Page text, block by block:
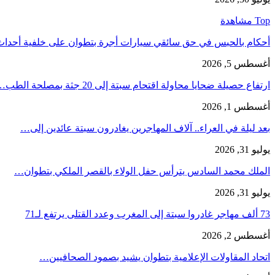
Top مشاهدة
أحكام بالحبس في حق سائقي سيارات أجرة بتطوان على خلفية
أغسطس 5, 2026
ارتفاع حصيلة ضحايا محاولة اقتحام سبتة إلى 20 جثة بمصلحة الطب…
أغسطس 1, 2026
بعد ليلة في العراء.. آلاف المهاجرين يغادرون سبتة عائدين إلى…
يوليو 31, 2026
الملك محمد السادس يترأس حفل الولاء بالقصر الملكي بتطوان…
يوليو 31, 2026
73 ألف مهاجر غادروا سبتة إلى المغرب وعدد القتلى يرتفع لـ71
أغسطس 2, 2026
اتحاد المقاولات الإعلامية بتطوان يشيد بصمود الصحافيين…